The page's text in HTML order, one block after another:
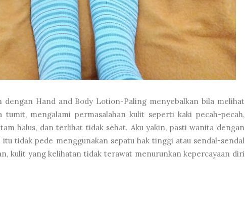
dengan Hand and Body Lotion-Paling menyebalkan bila melihat
mengalami permasalahan kulit seperti kaki pecah-pecah,
halus, dan terlihat tidak sehat. Aku yakin, pasti wanita dengan
tidak pede menggunakan sepatu hak tinggi atau sendal-sendal
kulit yang kelihatan tidak terawat menurunkan kepercayaan diri